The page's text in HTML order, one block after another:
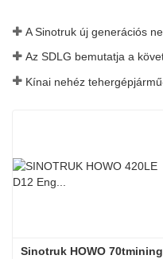
Sinotruk HOWO 70tmining